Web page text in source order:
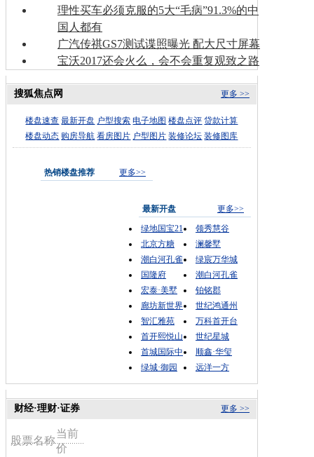
理性买车必须克服的5大“毛病”91.3%的中
国人都有
广汽传祺GS7测试谍照曝光 配大尺寸屏幕
宝沃2017还会火么，会不会重复观致之路
更多 >>
搜狐焦点网
楼盘速查 最新开盘 户型搜索 电子地图 楼盘点评 贷款计算
楼盘动态 购房导航 看房图片 户型图片 装修论坛 装修图库
热销楼盘推荐 更多>>
最新开盘
更多>>
绿地国宝21
领秀慧谷
北京方糖
澜馨墅
潮白河孔雀
绿宸万华城
国隆府
潮白河孔雀
宏泰·美墅
铂铭郡
廊坊新世界
世纪鸿通州
智汇雅苑
万科首开台
首开熙悦山
世纪星城
首城国际中
顺鑫·华玺
绿城·御园
远洋一方
更多 >>
财经·理财·证券
股票名称
当前
价